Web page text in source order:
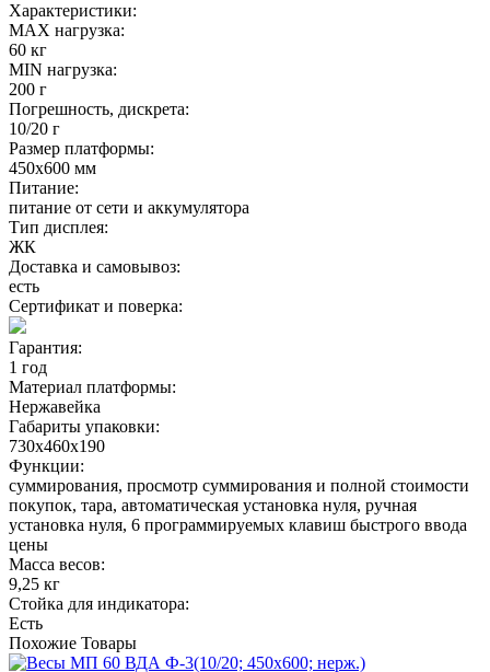
Характеристики:
MAX нагрузка:
60 кг
MIN нагрузка:
200 г
Погрешность, дискрета:
10/20 г
Размер платформы:
450х600 мм
Питание:
питание от сети и аккумулятора
Тип дисплея:
ЖК
Доставка и самовывоз:
есть
Сертификат и поверка:
Гарантия:
1 год
Материал платформы:
Нержавейка
Габариты упаковки:
730х460х190
Функции:
суммирования, просмотр суммирования и полной стоимости
покупок, тара, автоматическая установка нуля, ручная
установка нуля, 6 программируемых клавиш быстрого ввода
цены
Масса весов:
9,25 кг
Стойка для индикатора:
Есть
Похожие Товары